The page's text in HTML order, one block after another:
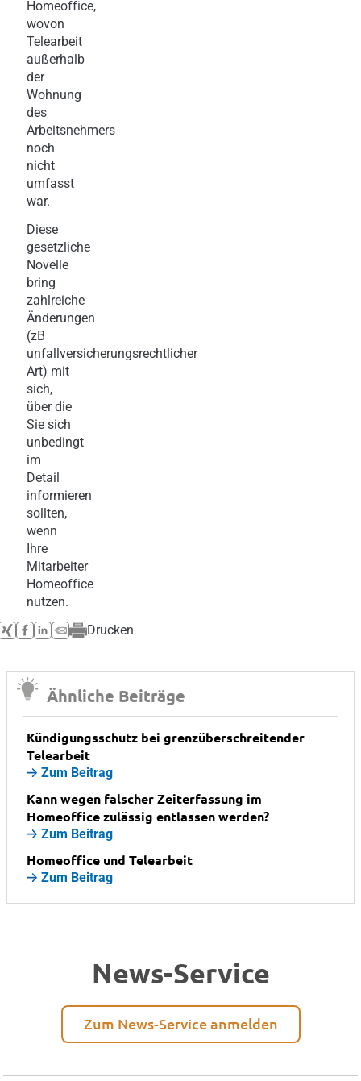
Homeoffice,
wovon
Telearbeit
außerhalb
der
Wohnung
des
Arbeitsnehmers
noch
nicht
umfasst
war.
Diese
gesetzliche
Novelle
bring
zahlreiche
Änderungen
(zB
unfallversicherungsrechtlicher
Art) mit
sich,
über die
Sie sich
unbedingt
im
Detail
informieren
sollten,
wenn
Ihre
Mitarbeiter
Homeoffice
nutzen.
Drucken
Ähnliche Beiträge
Kündigungsschutz bei grenzüberschreitender
Telearbeit
Zum Beitrag
Kann wegen falscher Zeiterfassung im
Homeoffice zulässig entlassen werden?
Zum Beitrag
Homeoffice und Telearbeit
Zum Beitrag
News-Service
Zum News-Service anmelden